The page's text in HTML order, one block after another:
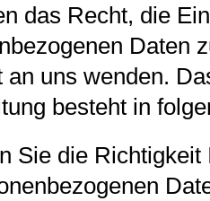
das Recht, die
Daten
an uns wenden.
besteht in
Sie die